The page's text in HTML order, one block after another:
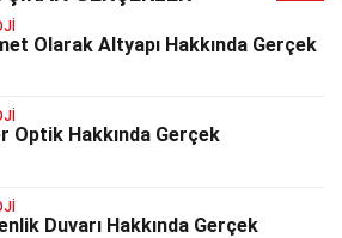
Olarak Altyapı Hakkında Gerçek
Optik Hakkında Gerçek
Duvarı Hakkında Gerçek